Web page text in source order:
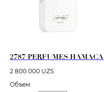
2787 PERFUMES HAMACA
2 800 000 UZS
Объем